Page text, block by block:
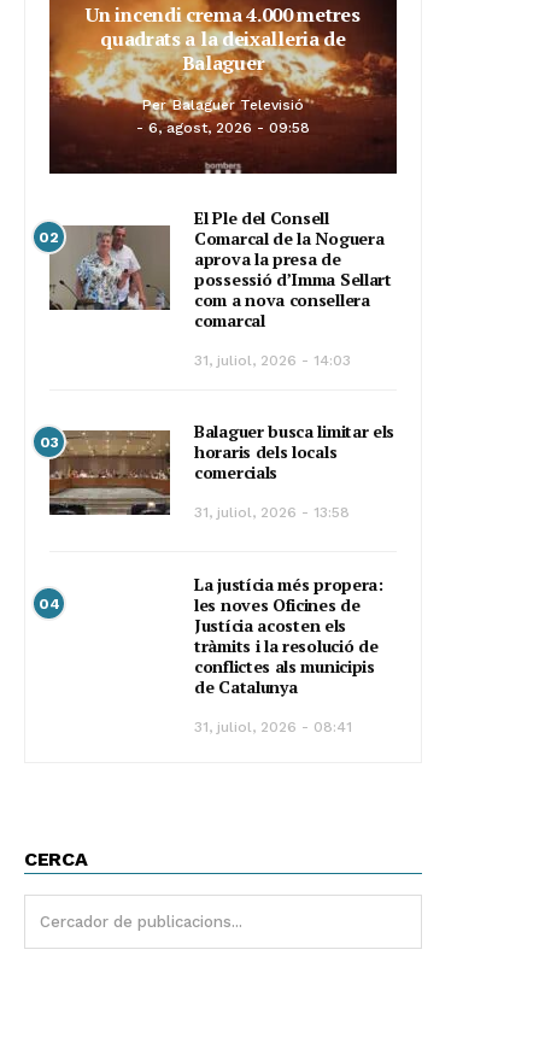
Un incendi crema 4.000 metres
quadrats a la deixalleria de
Balaguer
Per Balaguer Televisió
6, agost, 2026 - 09:58
02
El Ple del Consell
Comarcal de la Noguera
aprova la presa de
possessió d’Imma Sellart
com a nova consellera
comarcal
31, juliol, 2026 - 14:03
03
Balaguer busca limitar els
horaris dels locals
comercials
31, juliol, 2026 - 13:58
04
La justícia més propera:
les noves Oficines de
Justícia acosten els
tràmits i la resolució de
conflictes als municipis
de Catalunya
31, juliol, 2026 - 08:41
CERCA